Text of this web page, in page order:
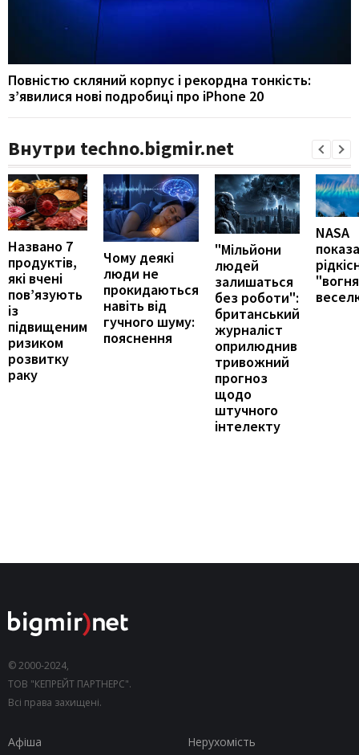
Повністю скляний корпус і рекордна тонкість:
з’явилися нові подробиці про iPhone 20
Внутри techno.bigmir.net
Названо 7
продуктів,
які вчені
пов’язують
із
підвищеним
ризиком
розвитку
раку
Чому деякі
люди не
прокидаються
навіть від
гучного шуму:
пояснення
"Мільйони
людей
залишаться
без роботи":
британський
журналіст
оприлюднив
тривожний
прогноз
щодо
штучного
інтелекту
NASA
© 2000-2024,
ТОВ "КЕПРЕЙТ ПАРТНЕРС".
Всі права захищені.
Афіша
Нерухомість